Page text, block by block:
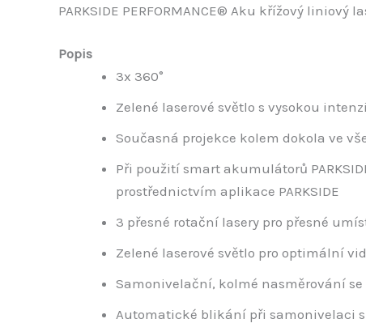
PARKSIDE PERFORMANCE® Aku křížový
Popis
3x 360°
Zelené laserové světlo s vysokou
Současná projekce kolem dokola ve
Při použití smart akumulátorů
prostřednictvím aplikace PARKSIDE
3 přesné rotační lasery pro přesné
Zelené laserové světlo pro optimální
Samonivelační, kolmé nasměrování se
Automatické blikání při samonivelaci